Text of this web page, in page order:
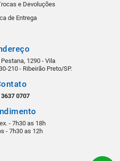
e Devoluções
de Entrega
Pestana, 1290 - Vila
210 - Ribeirão Preto/SP.
3637 0707
- 7h30 as 18h
- 7h30 as 12h